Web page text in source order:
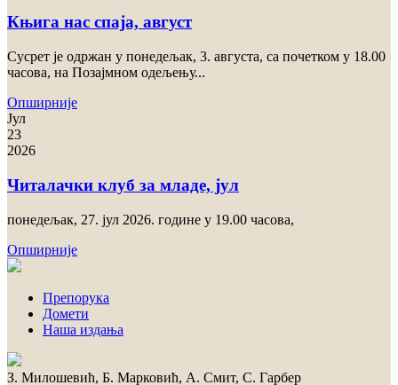
Књига нас спаја, август
Сусрет je одржан у понедељак, 3. августа, са почетком у 18.00
часова, на Позајмном одељењу...
Опширније
Јул
23
2026
Читалачки клуб за младе, јул
пoнeдeљaк, 27. jул 2026. гoдинe у 19.00 чaсoвa,
Опширније
Препорука
Домети
Наша издања
З. Милошевић, Б. Марковић, А. Смит, С. Гарбер